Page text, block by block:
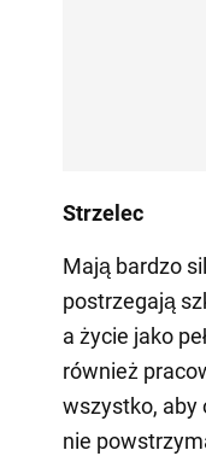
Strzelec
Mają bardzo
postrzegają
a życie jako
również
wszystko, aby
nie